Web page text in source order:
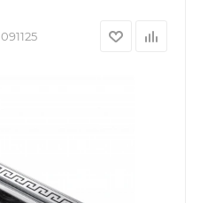
091125